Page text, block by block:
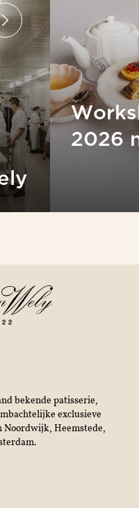
2026
bekende patisserie,
exclusieve
Noordwijk, Heemstede,